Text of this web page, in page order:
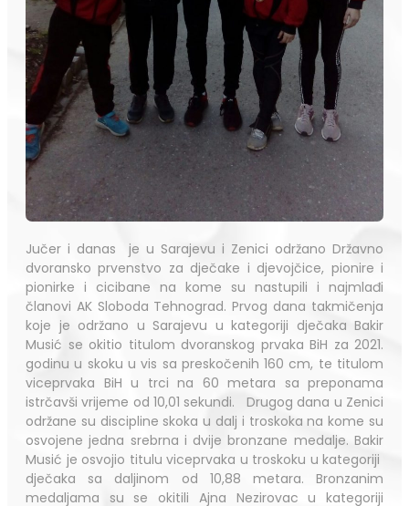
Jučer i danas je u Sarajevu i Zenici održano Državno
dvoransko prvenstvo za dječake i djevojčice, pionire i
pionirke i cicibane na kome su nastupili i najmlađi
članovi AK Sloboda Tehnograd. Prvog dana takmičenja
koje je održano u Sarajevu u kategoriji dječaka Bakir
Musić se okitio titulom dvoranskog prvaka BiH za 2021.
godinu u skoku u vis sa preskočenih 160 cm, te titulom
viceprvaka BiH u trci na 60 metara sa preponama
istrčavši vrijeme od 10,01 sekundi. Drugog dana u Zenici
održane su discipline skoka u dalj i troskoka na kome su
osvojene jedna srebrna i dvije bronzane medalje. Bakir
Musić je osvojio titulu viceprvaka u troskoku u kategoriji
dječaka sa daljinom od 10,88 metara. Bronzanim
medaljama su se okitili Ajna Nezirovac u kategoriji